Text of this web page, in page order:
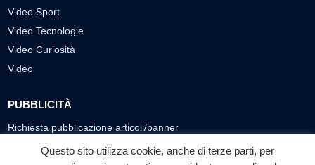
Video Sport
Video Tecnologie
Video Curiosità
Video
PUBBLICITÀ
Richiesta pubblicazione articoli/banner
SEGUICI SUI SOCIAL
Questo sito utilizza cookie, anche di terze parti, per